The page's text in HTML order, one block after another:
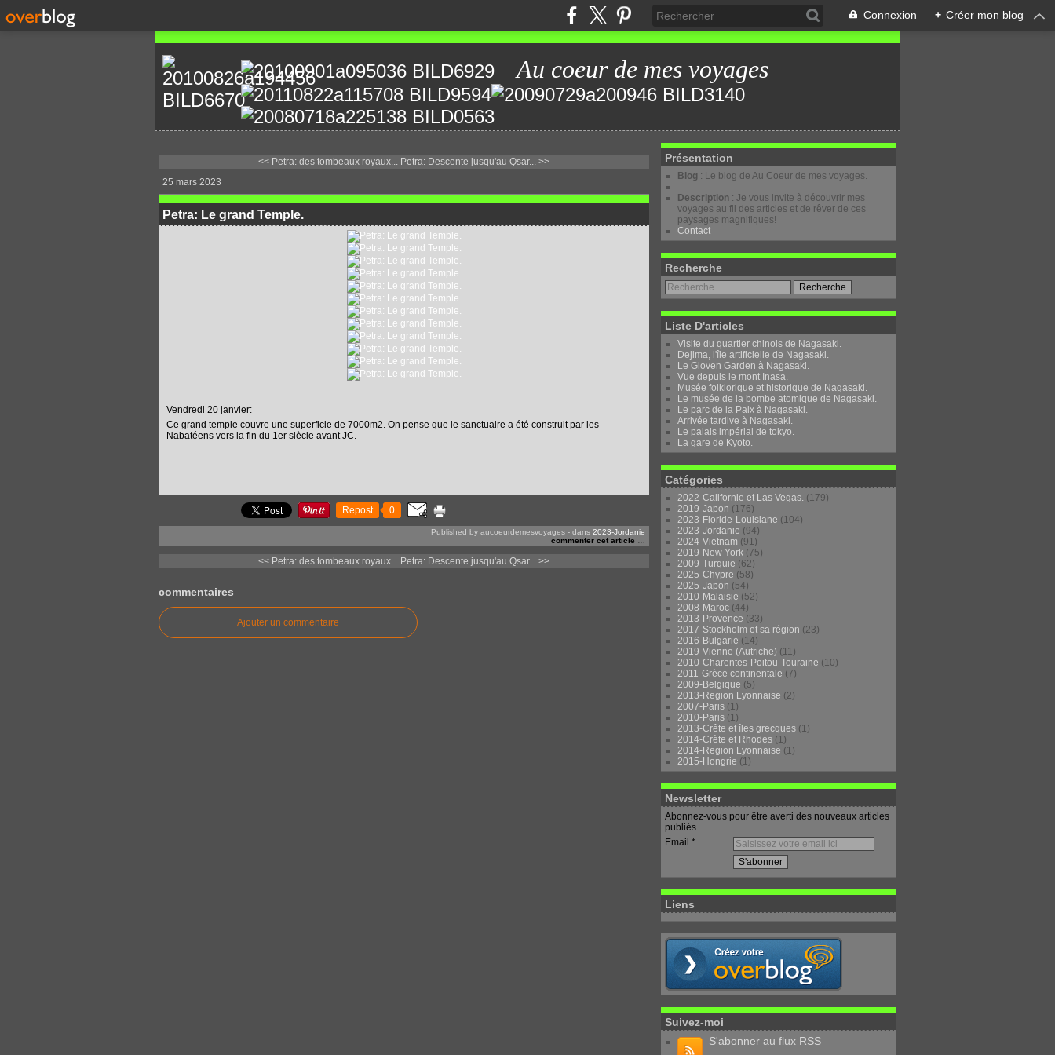
Connexion + Créer mon blog
Au coeur de mes voyages
<< Petra: des tombeaux royaux... Petra: Descente jusqu'au Qsar... >>
25 mars 2023
Petra: Le grand Temple.
Vendredi 20 janvier:
Ce grand temple couvre une superficie de 7000m2. On pense que le sanctuaire a été construit par les
Nabatéens vers la fin du 1er siècle avant JC.
Repost 0
Published by aucoeurdemesvoyages - dans 2023-Jordanie
commenter cet article
<< Petra: des tombeaux royaux... Petra: Descente jusqu'au Qsar... >>
commentaires
Ajouter un commentaire
Présentation
Blog : Le blog de Au Coeur de mes voyages.
Description : Je vous invite à découvrir mes
voyages au fil des articles et de rêver de ces
paysages magnifiques!
Contact
Recherche
Liste D'articles
Visite du quartier chinois de Nagasaki.
Dejima, l'île artificielle de Nagasaki.
Le Gloven Garden à Nagasaki.
Vue depuis le mont Inasa.
Musée folklorique et historique de Nagasaki.
Le musée de la bombe atomique de Nagasaki.
Le parc de la Paix à Nagasaki.
Arrivée tardive à Nagasaki.
Le palais impérial de tokyo.
La gare de Kyoto.
Catégories
2022-Californie et Las Vegas. (179)
2019-Japon (176)
2023-Floride-Louisiane (104)
2023-Jordanie (94)
2024-Vietnam (91)
2019-New York (75)
2009-Turquie (62)
2025-Chypre (58)
2025-Japon (54)
2010-Malaisie (52)
2008-Maroc (44)
2013-Provence (33)
2017-Stockholm et sa région (23)
2016-Bulgarie (14)
2019-Vienne (Autriche) (11)
2010-Charentes-Poitou-Touraine (10)
2011-Grèce continentale (7)
2009-Belgique (5)
2013-Region Lyonnaise (2)
2007-Paris (1)
2010-Paris (1)
2013-Crête et îles grecques (1)
2014-Crète et Rhodes (1)
2014-Region Lyonnaise (1)
2015-Hongrie (1)
Newsletter
Abonnez-vous pour être averti des nouveaux articles
publiés.
Email
Liens
Suivez-moi
S'abonner au flux RSS